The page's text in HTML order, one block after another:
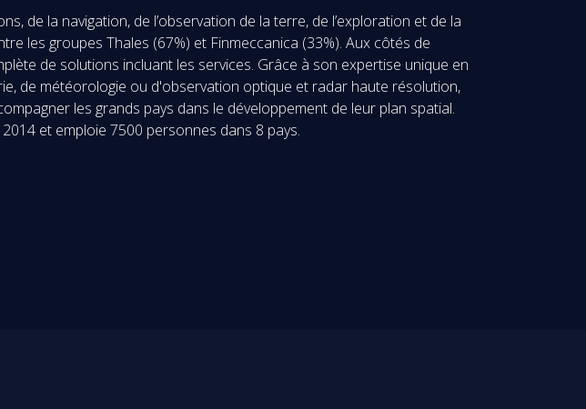
de la navigation, de l’observation de la terre, de l’exploration et de la
les groupes Thales (67%) et Finmeccanica (33%). Aux côtés de
de solutions incluant les services. Grâce à son expertise unique en
de météorologie ou d'observation optique et radar haute résolution,
les grands pays dans le développement de leur plan spatial.
et emploie 7500 personnes dans 8 pays.